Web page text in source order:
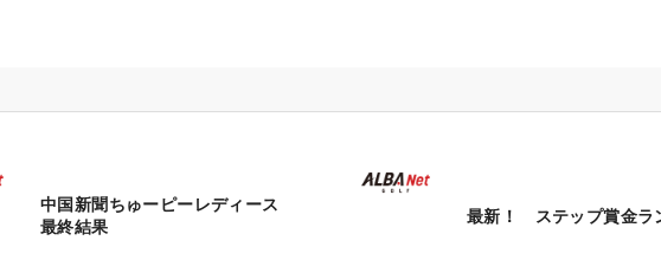
中国新聞ちゅーピーレディース
最終結果
最新！ ステップ賞金ラ